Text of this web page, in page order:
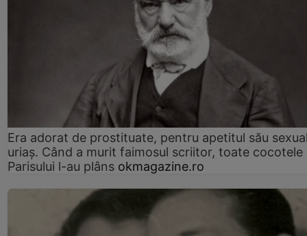
Era adorat de prostituate, pentru apetitul său
uriaș. Când a murit faimosul scriitor, toate cocotele
Parisului l-au plâns okmagazine.ro